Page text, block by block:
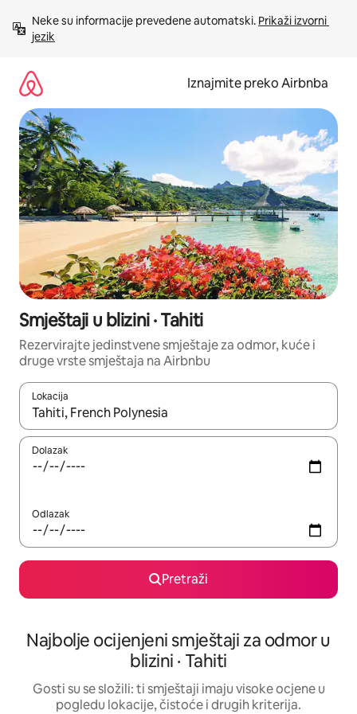
sadržaj
Neke su informacije prevedene automatski. Prikaži izvorni
jezik
Iznajmite preko Airbnba
Smještaji u blizini · Tahiti
Rezervirajte jedinstvene smještaje za odmor, kuće i
druge vrste smještaja na Airbnbu
Lokacija
Kada budu dostupni rezultati, moći ćete ih pregledati
Dolazak
Odlazak
Pretraži
Najbolje ocijenjeni smještaji za odmor u
blizini · Tahiti
Gosti su se složili: ti smještaji imaju visoke ocjene u
pogledu lokacije, čistoće i drugih kriterija.